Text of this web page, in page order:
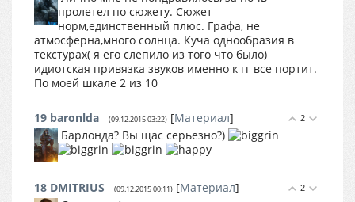
пролетел по сюжету. Сюжет
норм,единственный плюс. Графа, не
атмосферна,много солнца. Куча однообразия в
текстурах( я его слепило из того что было)
идиотская привязка звуков именно к гг все портит.
По моей шкале 2 из 10
2
19 baronlda (09.12.2015 03:22) [Материал]
Барлонда? Вы щас серьезно?)
2
18 DMITRIUS (09.12.2015 00:11) [Материал]